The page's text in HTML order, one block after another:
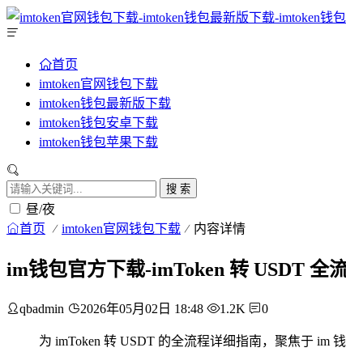
首页
imtoken官网钱包下载
imtoken钱包最新版下载
imtoken钱包安卓下载
imtoken钱包苹果下载
搜 索
昼/夜
首页 imtoken官网钱包下载 内容详情
im钱包官方下载-imToken 转 USDT 全
qbadmin 2026年05月02日 18:48 1.2K 0
为 imToken 转 USDT 的全流程详细指南，聚焦于 im